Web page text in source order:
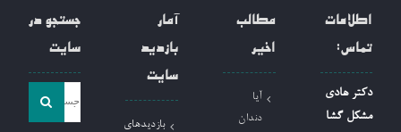
اطلاعات
تماس:
دکتر هادی
مشکل گشا
مطالب
اخیر
آیا
دندان
آمار
بازدید
سایت
بازدیدهای
جستجو در
سایت